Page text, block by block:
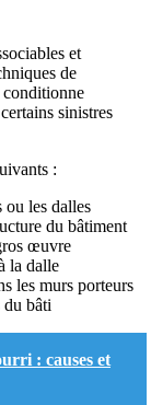
et
de
conditionne
sinistres
:
ou les dalles
du bâtiment
œuvre
la dalle
les murs porteurs
du bâti
: causes et